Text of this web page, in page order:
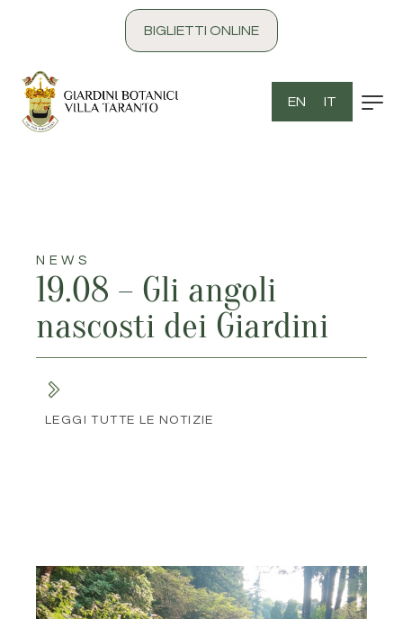
BIGLIETTI ONLINE
EN IT
NEWS
19.08 – Gli angoli
nascosti dei Giardini
LEGGI TUTTE LE NOTIZIE